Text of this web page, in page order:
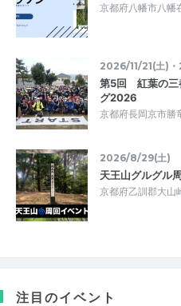
京都府八幡市八幡
2026/11/21(土)
第5回 紅葉の三
グ2026
京都府長岡京市勝
2026/8/29(土)
天王山グルグル
京都府乙訓郡大山
注目のイベント